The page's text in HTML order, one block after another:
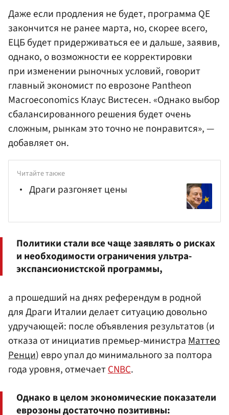
Даже если продления не будет, программа QE
закончится не ранее марта, но, скорее всего,
ЕЦБ будет придерживаться ее и дальше, заявив,
однако, о возможности ее корректировки
при изменении рыночных условий, говорит
главный экономист по еврозоне Pantheon
Macroeconomics Клаус Вистесен. «Однако выбор
сбалансированного решения будет очень
сложным, рынкам это точно не понравится», —
добавляет он.
Читайте также
Драги разгоняет цены
Политики стали все чаще заявлять о рисках
и необходимости ограничения ультра-
экспансионистской программы,
а прошедший на днях референдум в родной
для Драги Италии делает ситуацию довольно
удручающей: после объявления результатов (и
отказа от инициатив премьер-министраМаттео
Ренци) евро упал до минимального за полтора
года уровня, отмечаетCNBC.
Однако в целом экономические показатели
еврозоны достаточно позитивны: